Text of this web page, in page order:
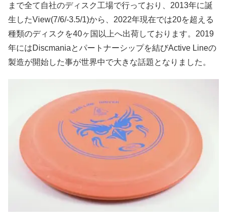
まで全て自社のディスク工場で行っており、2013年に誕
生したView(7/6/-3.5/1)から、2022年現在では20を超える
種類のディスクを40ヶ国以上へ出荷しております。2019
年にはDiscmaniaとパートナーシップを結びActive Lineの
製造が開始した事が世界中で大きな話題となりました。